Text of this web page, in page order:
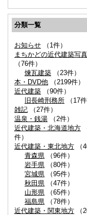
分類一覧
お知らせ （1件）
まちかどの近代建築写
（76件）
煉瓦建築 （23件）
本・DVD他 （2199件）
近代建築 （90件）
旧長崎刑務所 （17件
雑記 （27件）
温泉・銭湯 （2件）
近代建築・北海道地方
件）
近代建築・東北地方 （
青森県 （96件）
岩手県 （80件）
宮城県 （95件）
秋田県 （47件）
山形県 （65件）
福島県 （78件）
近代建築・関東地方 （